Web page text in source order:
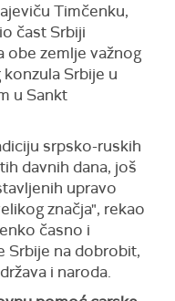
Timčenku,
čast Srbiji
obe zemlje važnog
Srbije u
u Sankt
srpsko-ruskih
davnih dana, još
upravo
značja", rekao
časno i
Srbije na dobrobit,
i naroda.